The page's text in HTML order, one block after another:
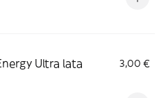
Ultra lata
3,00 €